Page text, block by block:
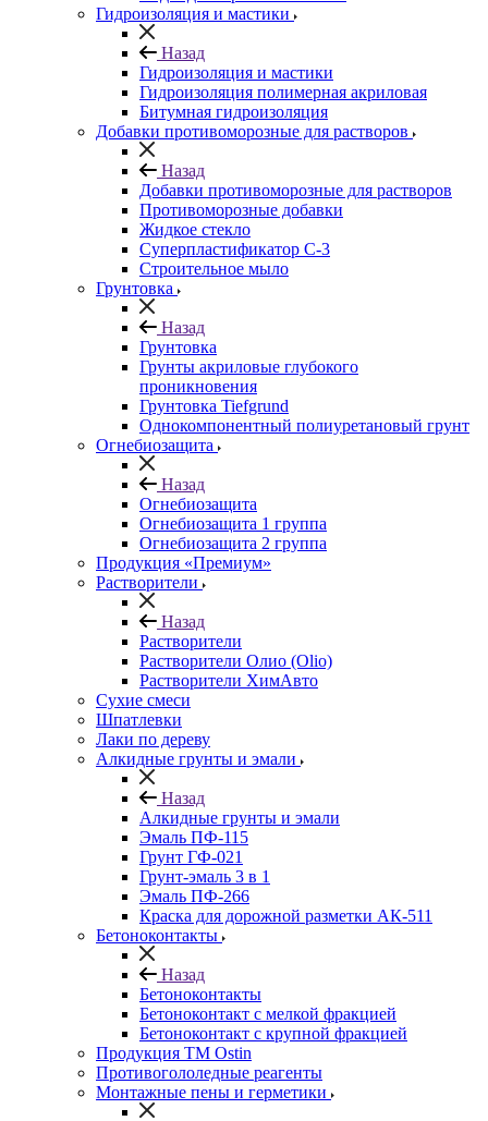
Гидроизоляция и мастики
Назад
Гидроизоляция и мастики
Гидроизоляция полимерная акриловая
Битумная гидроизоляция
Добавки противоморозные для растворов
Назад
Добавки противоморозные для растворов
Противоморозные добавки
Жидкое стекло
Суперпластификатор С-3
Строительное мыло
Грунтовка
Назад
Грунтовка
Грунты акриловые глубокого
проникновения
Грунтовка Tiefgrund
Однокомпонентный полиуретановый грунт
Огнебиозащита
Назад
Огнебиозащита
Огнебиозащита 1 группа
Огнебиозащита 2 группа
Продукция «Премиум»
Растворители
Назад
Растворители
Растворители Олио (Olio)
Растворители ХимАвто
Сухие смеси
Шпатлевки
Лаки по дереву
Алкидные грунты и эмали
Назад
Алкидные грунты и эмали
Эмаль ПФ-115
Грунт ГФ-021
Грунт-эмаль 3 в 1
Эмаль ПФ-266
Краска для дорожной разметки АК-511
Бетоноконтакты
Назад
Бетоноконтакты
Бетоноконтакт с мелкой фракцией
Бетоноконтакт с крупной фракцией
Продукция ТМ Ostin
Противогололедные реагенты
Монтажные пены и герметики